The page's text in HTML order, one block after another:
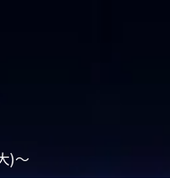
)～